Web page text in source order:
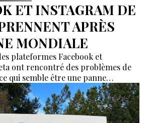
ET INSTAGRAM DE
APRÈS
MONDIALE
plateformes Facebook et
ont rencontré des problèmes de
qui semble être une panne